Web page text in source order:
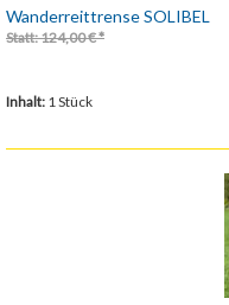
Wanderreittrense SOLIBEL
Statt: 124,00 € *
Inhalt: 1 Stück